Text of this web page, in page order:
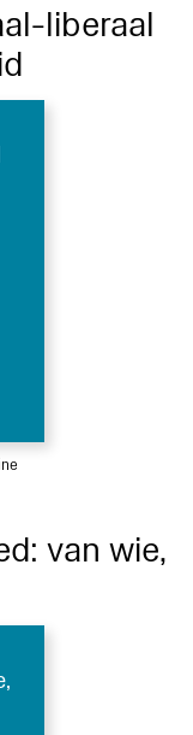
liberaal
van wie,